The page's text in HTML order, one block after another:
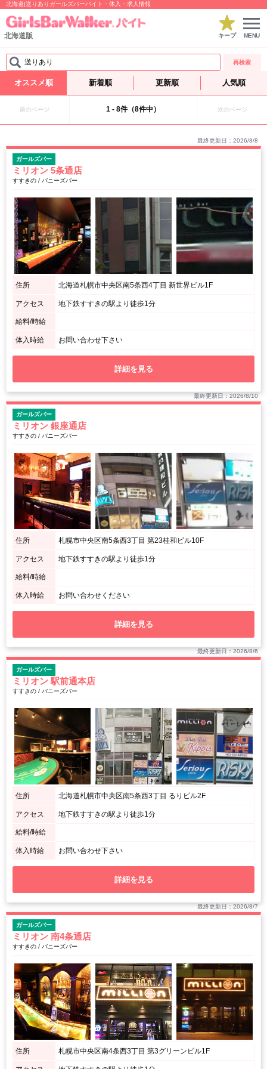
北海道|送りありガールズバーバイト・体入・求人情報
北海道版 キープ MENU
送りあり 再検索
オススメ順 新着順 更新順 人気順
前のページ 1 - 8件（8件中） 次のページ
最終更新日：2026/8/8
ガールズバー
ミリオン 5条通店
すすきの / バニーズバー
住所 北海道札幌市中央区南5条西4丁目 新世界ビル1F
アクセス 地下鉄すすきの駅より徒歩1分
給料/時給
体入時給 お問い合わせ下さい
詳細を見る
最終更新日：2026/8/10
ガールズバー
ミリオン 銀座通店
すすきの / バニーズバー
住所 札幌市中央区南5条西3丁目 第23桂和ビル10F
アクセス 地下鉄すすきの駅より徒歩1分
給料/時給
体入時給 お問い合わせください
詳細を見る
最終更新日：2026/8/6
ガールズバー
ミリオン 駅前通本店
すすきの / バニーズバー
住所 北海道札幌市中央区南5条西3丁目 るりビル2F
アクセス 地下鉄すすきの駅より徒歩1分
給料/時給
体入時給 お問い合わせ下さい
詳細を見る
最終更新日：2026/8/7
ガールズバー
ミリオン 南4条通店
すすきの / バニーズバー
住所 札幌市中央区南4条西3丁目 第3グリーンビル1F